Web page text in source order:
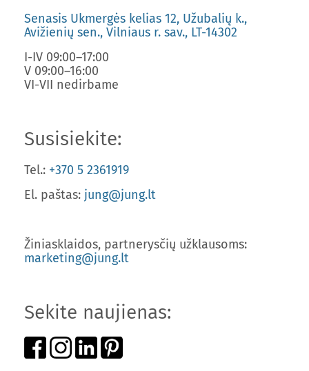
Senasis Ukmergės kelias 12, Užubalių k.,
Avižienių sen., Vilniaus r. sav., LT-14302
I-IV 09:00–17:00
V 09:00–16:00
VI-VII nedirbame
Susisiekite:
Tel.: +370 5 2361919
El. paštas: jung@jung.lt
Žiniasklaidos, partnerysčių užklausoms:
marketing@jung.lt
Sekite naujienas: